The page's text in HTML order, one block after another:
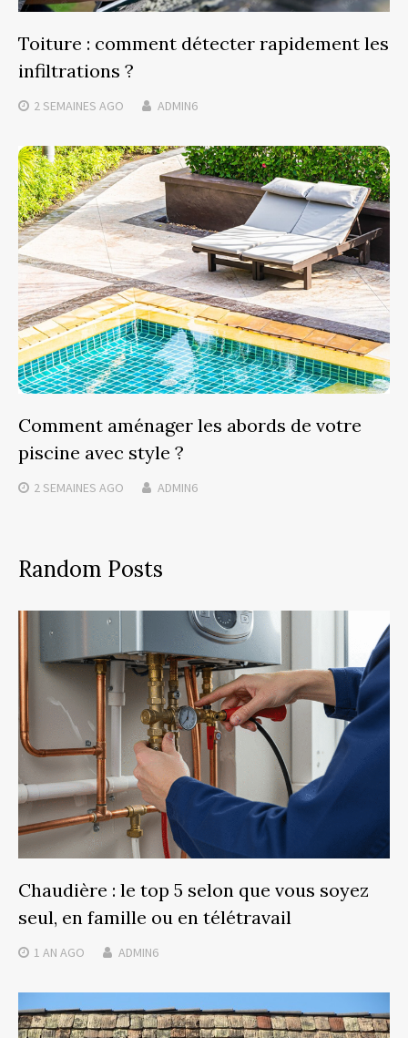
Toiture : comment détecter rapidement les
infiltrations ?
2 SEMAINES AGO ADMIN6
Comment aménager les abords de votre
piscine avec style ?
2 SEMAINES AGO ADMIN6
Random Posts
Chaudière : le top 5 selon que vous soyez
seul, en famille ou en télétravail
1 AN AGO ADMIN6